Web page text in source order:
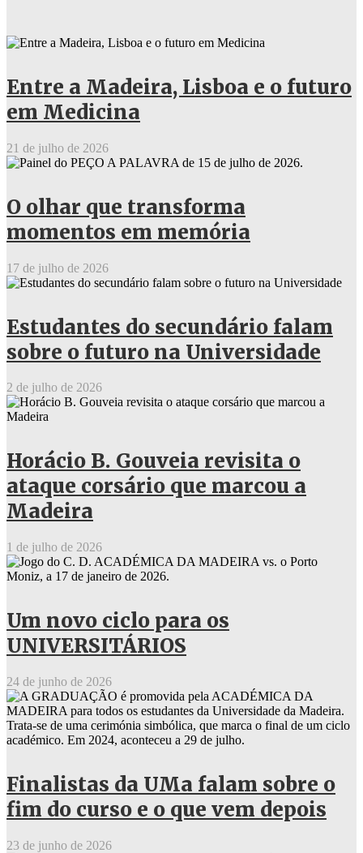
Entre a Madeira, Lisboa e o futuro
em Medicina
21 de julho de 2026
O olhar que transforma
momentos em memória
17 de julho de 2026
Estudantes do secundário falam
sobre o futuro na Universidade
2 de julho de 2026
Horácio B. Gouveia revisita o
ataque corsário que marcou a
Madeira
1 de julho de 2026
Um novo ciclo para os
UNIVERSITÁRIOS
24 de junho de 2026
Finalistas da UMa falam sobre o
fim do curso e o que vem depois
23 de junho de 2026